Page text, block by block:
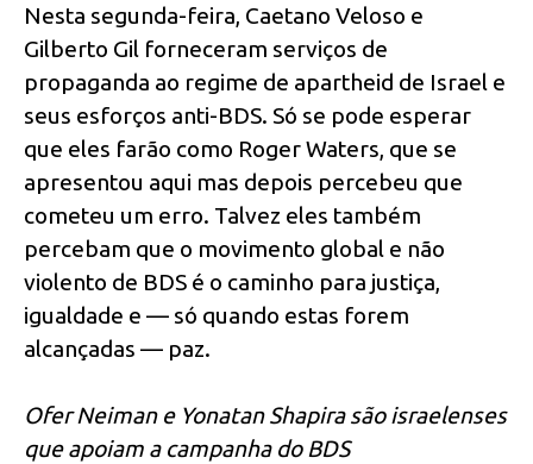
Nesta segunda-feira, Caetano Veloso e
Gilberto Gil forneceram serviços de
propaganda ao regime de apartheid de Israel e
seus esforços anti-BDS. Só se pode esperar
que eles farão como Roger Waters, que se
apresentou aqui mas depois percebeu que
cometeu um erro. Talvez eles também
percebam que o movimento global e não
violento de BDS é o caminho para justiça,
igualdade e — só quando estas forem
alcançadas — paz.
Ofer Neiman e Yonatan Shapira são israelenses
que apoiam a campanha do BDS